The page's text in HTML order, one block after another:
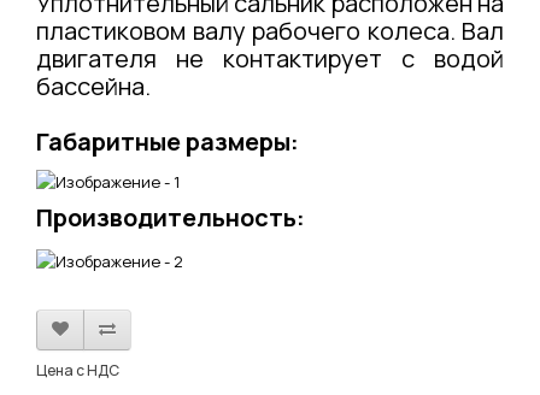
пластиковом валу рабочего колеса. Вал
двигателя не контактирует с водой
бассейна.
Габаритные размеры:
Производительность:
Цена с НДС